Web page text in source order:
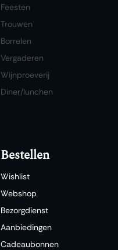
Feesten
Trouwen
Borrelen
Vergaderen
Wijnproeverij
Diner/lunchen
Bestellen
Wishlist
Webshop
Bezorgdienst
Aanbiedingen
Cadeaubonnen